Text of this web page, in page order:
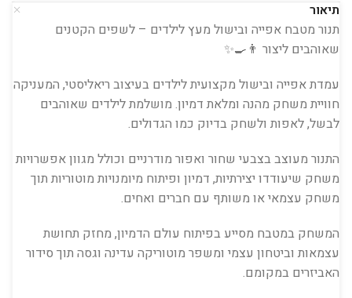
תיאור
תנור מטבח אפייה ובישול מעץ לילדים – לשפים הקטנים
שאוהבים ליצור 👨‍🍳✨
עמדת אפייה ובישול מקצועית לילדים בעיצוב ריאליסטי, המעניקה
חוויית משחק מהנה ומלאת דמיון. מושלמת לילדים שאוהבים
לבשל, לאפות ולשחק בדיוק כמו הגדולים.
התנור מעוצב בצבעי שחור ואפור מודרניים וכולל מגוון אפשרויות
משחק שיעודדו יצירתיות, דמיון ופיתוח מיומנויות מוטוריות תוך
משחק עצמאי או משותף עם חברים ואחים.
המשחק במטבח מסייע בפיתוח עולם הדמיון, מחזק תחושת
עצמאות וביטחון עצמי ומשפר מוטוריקה עדינה וגסה תוך סידור
האביזרים במקומם.